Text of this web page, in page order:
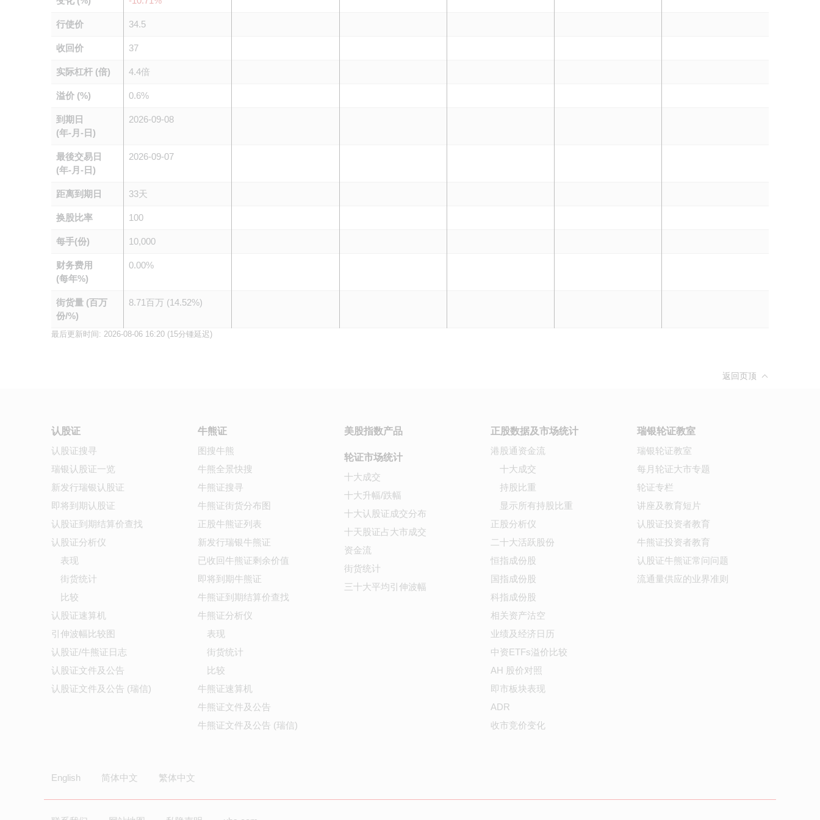
行使价 34.5
收回价 37
实际杠杆 (倍) 4.4倍
溢价 (%) 0.6%
到期日
(年-月-日)
2026-09-08
最後交易日
(年-月-日)
2026-09-07
距离到期日 33天
换股比率 100
每手(份) 10,000
财务费用
(每年%)
0.00%
街货量 (百万
份/%)
8.71百万 (14.52%)
最后更新时间: 2026-08-06 16:20 (15分锺延迟)
返回页顶
认股证
认股证搜寻
瑞银认股证一览
新发行瑞银认股证
即将到期认股证
认股证到期结算价查找
认股证分析仪
表现
街货统计
比较
认股证速算机
引伸波幅比较图
认股证/牛熊证日志
认股证文件及公告
认股证文件及公告 (瑞信)
牛熊证
图搜牛熊
牛熊全景快搜
牛熊证搜寻
牛熊证街货分布图
正股牛熊证列表
新发行瑞银牛熊证
已收回牛熊证剩余价值
即将到期牛熊证
牛熊证到期结算价查找
牛熊证分析仪
表现
街货统计
比较
牛熊证速算机
牛熊证文件及公告
牛熊证文件及公告 (瑞信)
美股指数产品
轮证市场统计
十大成交
十大升幅/跌幅
十大认股证成交分布
十天股证占大市成交
资金流
街货统计
三十大平均引伸波幅
正股数据及市场统计
港股通资金流
十大成交
持股比重
显示所有持股比重
正股分析仪
二十大活跃股份
恒指成份股
国指成份股
科指成份股
相关资产沽空
业绩及经济日历
中资ETFs溢价比较
AH 股价对照
即市板块表现
ADR
收市竞价变化
瑞银轮证教室
瑞银轮证教室
每月轮证大市专题
轮证专栏
讲座及教育短片
认股证投资者教育
牛熊证投资者教育
认股证牛熊证常问问题
流通量供应的业界准则
English 简体中文 繁体中文